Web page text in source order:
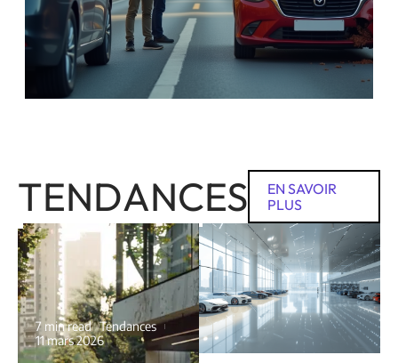
TENDANCES
EN SAVOIR
PLUS
7 min read Tendances
11 mars 2026